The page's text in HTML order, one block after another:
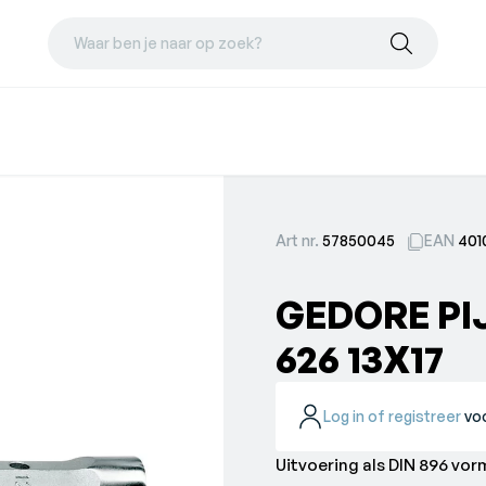
Waar ben je naar op zoek?
Art nr.57850045 EAN
GEDORE
626 13X17
Log in of registreer
Uitvoering als DIN 896